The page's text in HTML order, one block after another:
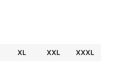
XL XXL XXXL